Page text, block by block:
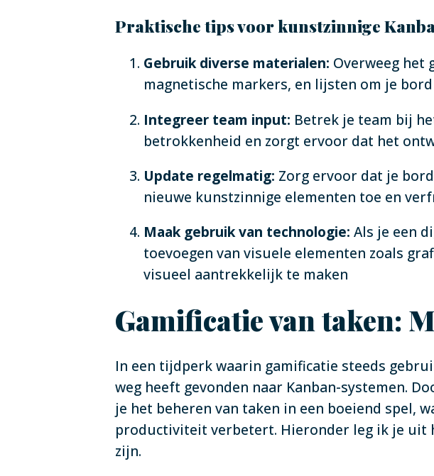
Praktische tips voor kunstzinnige
Gebruik diverse materialen: Overweeg het
magnetische markers, en lijsten om je
Integreer team input: Betrek je team bij
betrokkenheid en zorgt ervoor dat het
Update regelmatig: Zorg ervoor dat je
nieuwe kunstzinnige elementen toe en
Maak gebruik van technologie: Als je een
toevoegen van visuele elementen zoals
visueel aantrekkelijk te maken
Gamificatie van taken:
In een tijdperk waarin gamificatie steeds
weg heeft gevonden naar Kanban-systemen.
je het beheren van taken in een boeiend spel,
productiviteit verbetert. Hieronder leg ik je uit
zijn.